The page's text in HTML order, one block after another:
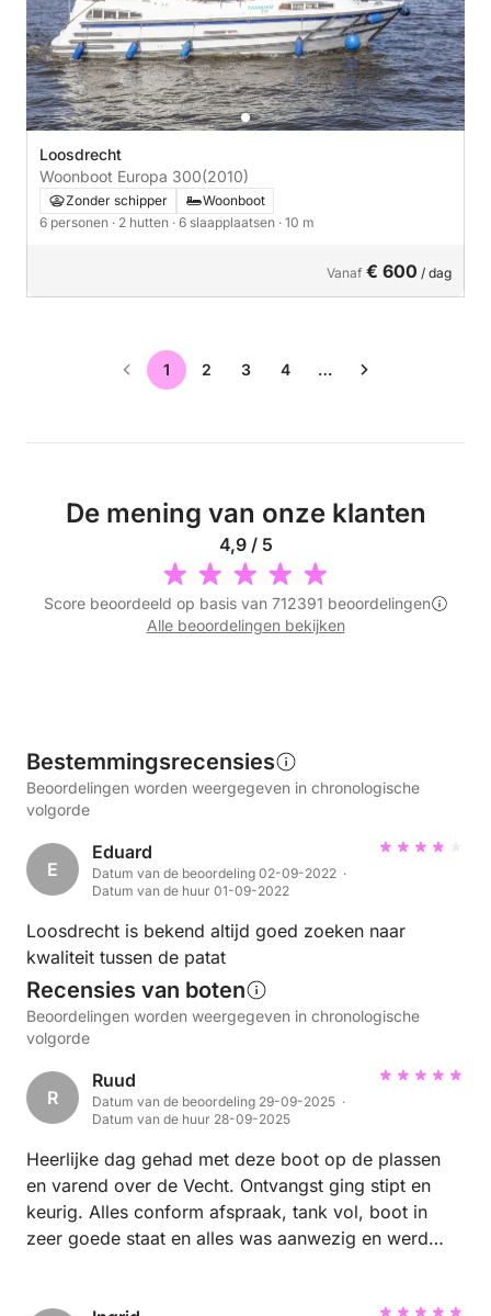
Loosdrecht
Woonboot Europa 300(2010)
Zonder schipper
Woonboot
6 personen · 2 hutten · 6 slaapplaatsen · 10 m
Vanaf € 600 / dag
1 2 3 4 …
De mening van onze klanten
4,9 / 5
Score beoordeeld op basis van 712391 beoordelingen
Alle beoordelingen bekijken
Bestemmingsrecensies
Beoordelingen worden weergegeven in chronologische
volgorde
E
Eduard
Datum van de beoordeling 02-09-2022 ·
Datum van de huur 01-09-2022
Loosdrecht is bekend altijd goed zoeken naar
kwaliteit tussen de patat
Recensies van boten
Beoordelingen worden weergegeven in chronologische
volgorde
R
Ruud
Datum van de beoordeling 29-09-2025 ·
Datum van de huur 28-09-2025
Heerlijke dag gehad met deze boot op de plassen
en varend over de Vecht. Ontvangst ging stipt en
keurig. Alles conform afspraak, tank vol, boot in
zeer goede staat en alles was aanwezig en werd